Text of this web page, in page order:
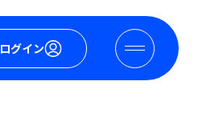
ログイン